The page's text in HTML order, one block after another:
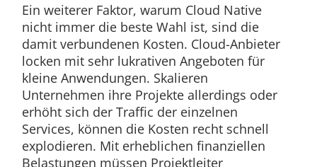
Ein weiterer Faktor, warum Cloud Native
nicht immer die beste Wahl ist, sind die
damit verbundenen Kosten. Cloud-Anbieter
locken mit sehr lukrativen Angeboten für
kleine Anwendungen. Skalieren
Unternehmen ihre Projekte allerdings oder
erhöht sich der Traffic der einzelnen
Services, können die Kosten recht schnell
explodieren. Mit erheblichen finanziellen
Belastungen müssen Projektleiter